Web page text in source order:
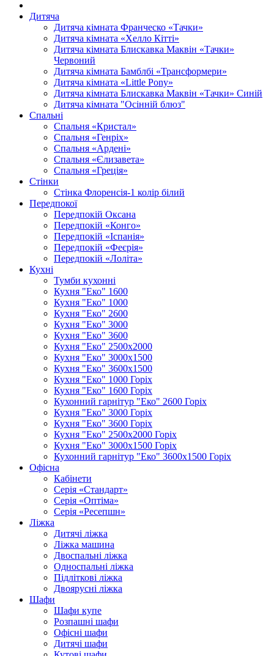
Дитяча
Дитяча кімната Франческо «Тачки»
Дитяча кімната «Хелло Кітті»
Дитяча кімната Блискавка Маквін «Тачки»
Червоний
Дитяча кімната Бамблбі «Трансформери»
Дитяча кімната «Little Pony»
Дитяча кімната Блискавка Маквін «Тачки» Синій
Дитяча кімната "Осінній блюз"
Спальні
Спальня «Кристал»
Спальня «Генріх»
Спальня «Ардені»
Спальня «Єлизавета»
Спальня «Греція»
Стінки
Стінка Флоренсія-1 колір білий
Передпокої
Передпокій Оксана
Передпокій «Конго»
Передпокій «Іспанія»
Передпокій «Феєрія»
Передпокій «Лоліта»
Кухні
Тумби кухонні
Кухня "Еко" 1600
Кухня "Еко" 1000
Кухня "Еко" 2600
Кухня "Еко" 3000
Кухня "Еко" 3600
Кухня "Еко" 2500х2000
Кухня "Еко" 3000х1500
Кухня "Еко" 3600х1500
Кухня "Еко" 1000 Горіх
Кухня "Еко" 1600 Горіх
Кухонний гарнітур "Еко" 2600 Горіх
Кухня "Еко" 3000 Горіх
Кухня "Еко" 3600 Горіх
Кухня "Еко" 2500х2000 Горіх
Кухня "Еко" 3000х1500 Горіх
Кухонний гарнітур "Еко" 3600х1500 Горіх
Офісна
Кабінети
Серія «Стандарт»
Серія «Оптіма»
Серія «Ресепшн»
Ліжка
Дитячі ліжка
Ліжка машина
Двоспальні ліжка
Односпальні ліжка
Підліткові ліжка
Двоярусні ліжка
Шафи
Шафи купе
Розпашні шафи
Офісні шафи
Дитячі шафи